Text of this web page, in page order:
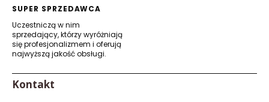
SUPER SPRZEDAWCA
Uczestniczą w nim
sprzedający, którzy wyróżniają
się profesjonalizmem i oferują
najwyższą jakość obsługi.
Kontakt